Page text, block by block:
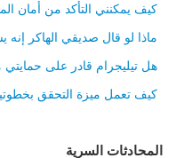
كيف يمكنني التأكد من أمان
ماذا لو قال صديقي الهاكر إنه
هل تيليجرام قادر على
كيف تعمل ميزة التحقق
المحادثات السرية